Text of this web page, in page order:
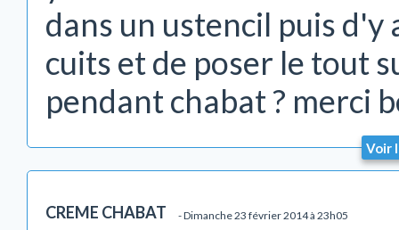
dans un ustencil puis
cuits et de poser le tout
pendant chabat ? merci
Voir
CREME CHABAT - Dimanche 23 février 2014 à 23h05